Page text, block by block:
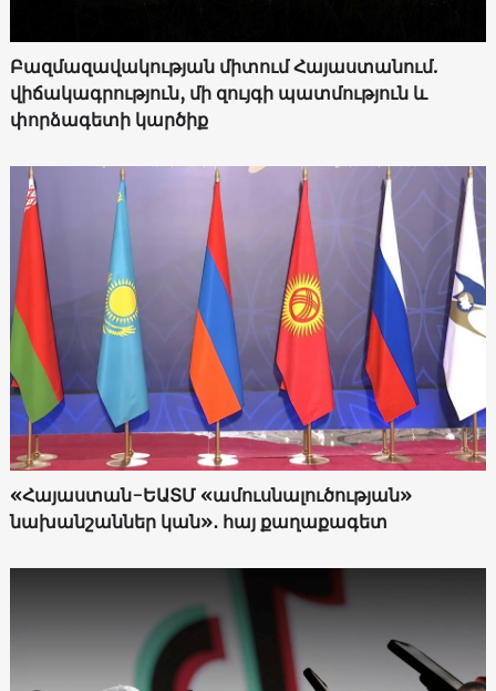
Բազմազավակության միտում Հայաստանում.
վիճակագրություն, մի զույգի պատմություն և
փորձագետի կարծիք
«Հայաստան-ԵԱՏՄ «ամուսնալուծության»
նախանշաններ կան»․ հայ քաղաքագետ